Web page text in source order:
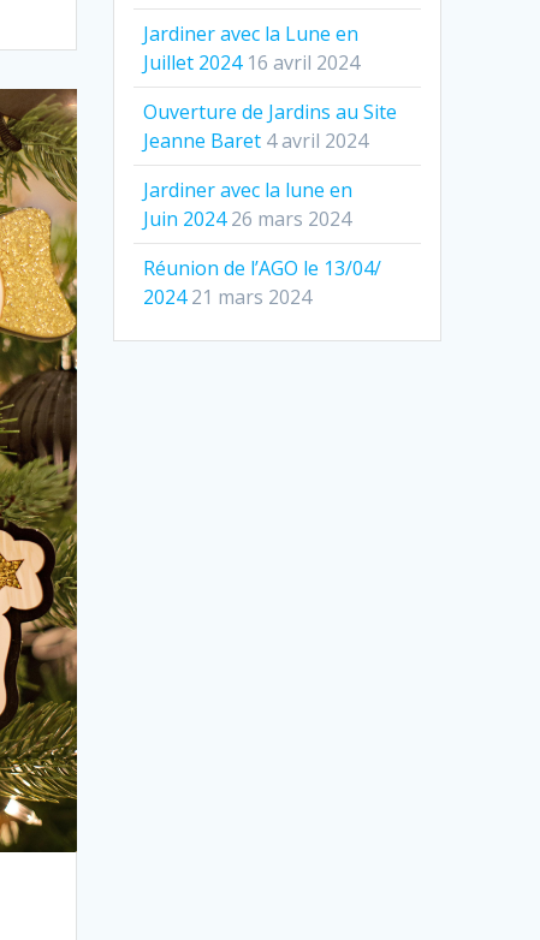
Jardiner avec la Lune en
Juillet 2024 16 avril 2024
Ouverture de Jardins au Site
Jeanne Baret 4 avril 2024
Jardiner avec la lune en
Juin 2024 26 mars 2024
Réunion de l’AGO le 13/​04/​
2024 21 mars 2024